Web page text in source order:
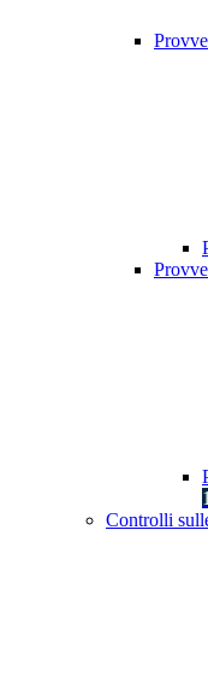
Controlli